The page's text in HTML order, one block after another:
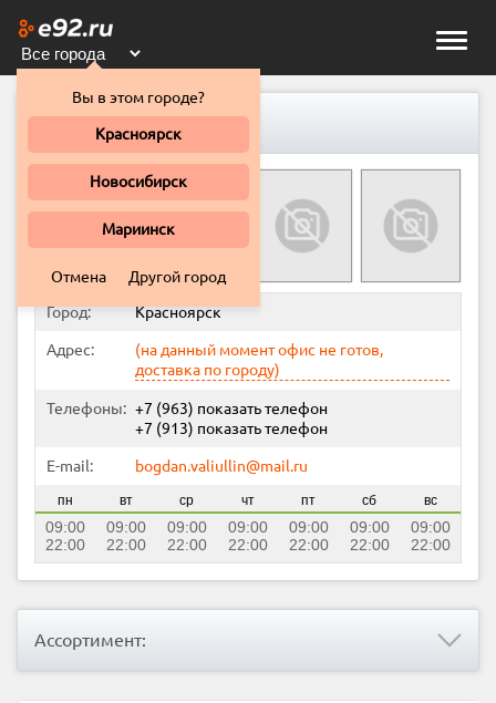
Toggle
Вы в этом городе?
Красноярск
Новосибирск
Мариинск
Отмена Другой город
AUTO-DETAIL
Город: Красноярск
Адрес:
(на данный момент офис не готов,
доставка по городу)
Телефоны: +7 (963) показать телефон
+7 (913) показать телефон
E-mail: bogdan.valiullin@mail.ru
пн вт ср чт пт сб вс
09:00
22:00
09:00
22:00
09:00
22:00
09:00
22:00
09:00
22:00
09:00
22:00
09:00
22:00
Ассортимент: